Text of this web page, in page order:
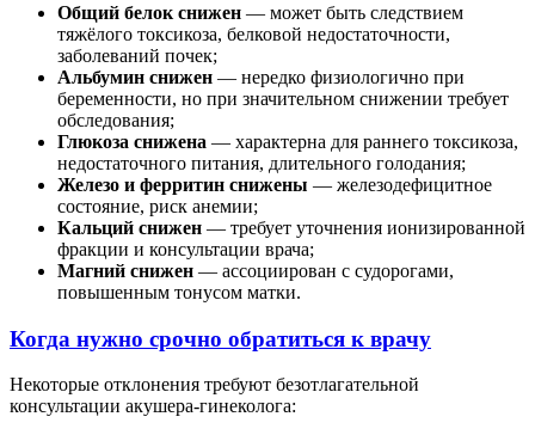
Общий белок снижен — может быть следствием
тяжёлого токсикоза, белковой недостаточности,
заболеваний почек;
Альбумин снижен — нередко физиологично при
беременности, но при значительном снижении требует
обследования;
Глюкоза снижена — характерна для раннего токсикоза,
недостаточного питания, длительного голодания;
Железо и ферритин снижены — железодефицитное
состояние, риск анемии;
Кальций снижен — требует уточнения ионизированной
фракции и консультации врача;
Магний снижен — ассоциирован с судорогами,
повышенным тонусом матки.
Когда нужно срочно обратиться к врачу
Некоторые отклонения требуют безотлагательной
консультации акушера-гинеколога: